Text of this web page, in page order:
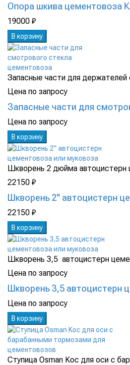
Опора шкива цементовоза
19000 ₽
В корзину
Запасные части для держателей
Цена по запросу
Запасные части для
Цена по запросу
В корзину
Шкворень 2 дюйма автоцистерн
22150 ₽
Шкворень 2" автоцистерн
22150 ₽
В корзину
Шкворень 3,5 автоцистерн
Цена по запросу
Шкворень 3,5 автоцистерн
Цена по запросу
В корзину
Ступица Osman Koc для оси с